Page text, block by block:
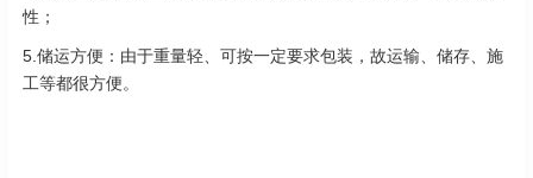
性；
5.储运方便：由于重量轻、可按一定要求包装，故运输、储存、施
工等都很方便。